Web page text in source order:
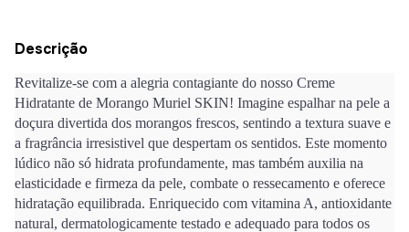
Descrição
Revitalize-se com a alegria contagiante do nosso Creme
Hidratante de Morango Muriel SKIN! Imagine espalhar na pele a
doçura divertida dos morangos frescos, sentindo a textura suave e
a fragrância irresistivel que despertam os sentidos. Este momento
lúdico não só hidrata profundamente, mas também auxilia na
elasticidade e firmeza da pele, combate o ressecamento e oferece
hidratação equilibrada. Enriquecido com vitamina A, antioxidante
natural, dermatologicamente testado e adequado para todos os